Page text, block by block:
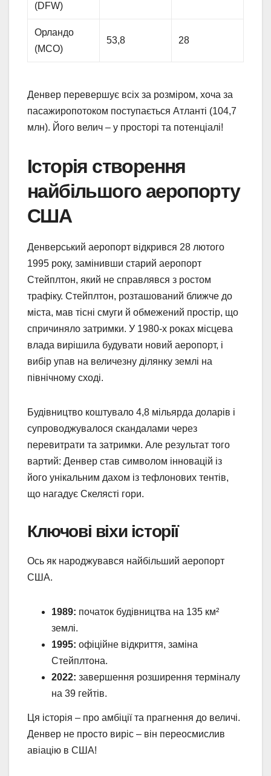
(DFW)
Орландо
(MCO)
53,8 28
Денвер перевершує всіх за розміром, хоча за
пасажиропотоком поступається Атланті (104,7
млн). Його велич – у просторі та потенціалі!
Історія створення
найбільшого аеропорту
США
Денверський аеропорт відкрився 28 лютого
1995 року, замінивши старий аеропорт
Стейплтон, який не справлявся з ростом
трафіку. Стейплтон, розташований ближче до
міста, мав тісні смуги й обмежений простір, що
спричиняло затримки. У 1980-х роках місцева
влада вирішила будувати новий аеропорт, і
вибір упав на величезну ділянку землі на
північному сході.
Будівництво коштувало 4,8 мільярда доларів і
супроводжувалося скандалами через
перевитрати та затримки. Але результат того
вартий: Денвер став символом інновацій із
його унікальним дахом із тефлонових тентів,
що нагадує Скелясті гори.
Ключові віхи історії
Ось як народжувався найбільший аеропорт
США.
1989: початок будівництва на 135 км²
землі.
1995: офіційне відкриття, заміна
Стейплтона.
2022: завершення розширення терміналу
на 39 гейтів.
Ця історія – про амбіції та прагнення до величі.
Денвер не просто виріс – він переосмислив
авіацію в США!